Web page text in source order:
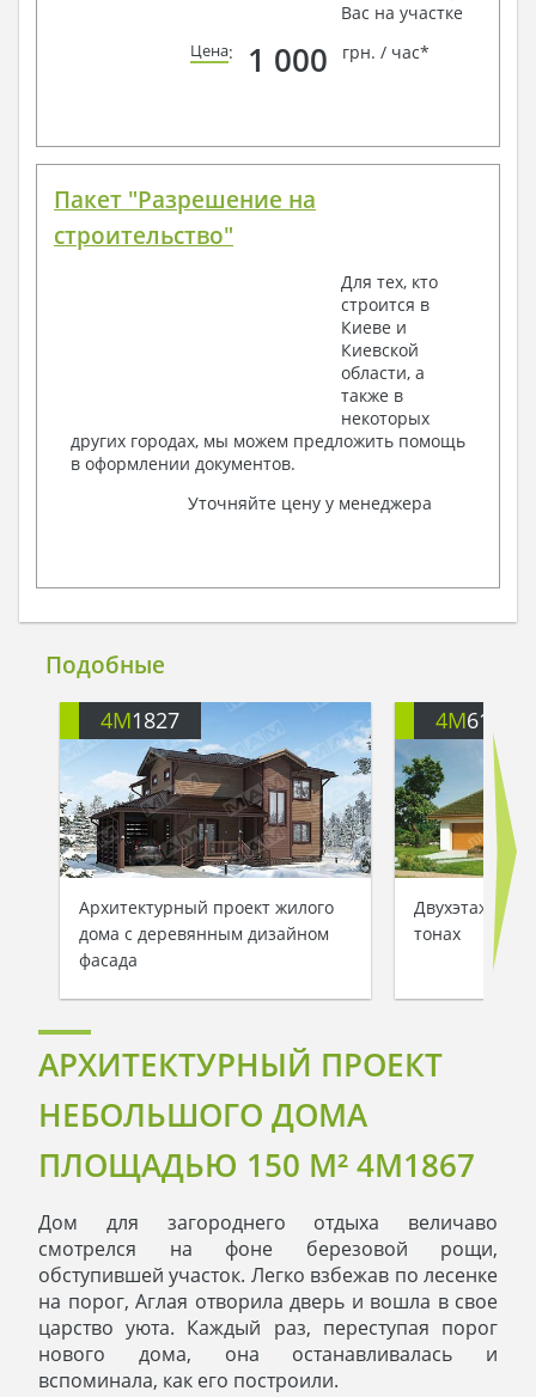
Вас на участке
Цена: 1 000 грн. / час*
Пакет "Разрешение на
строительство"
Для тех, кто
строится в
Киеве и
Киевской
области, а
также в
некоторых
других городах, мы можем предложить помощь
в оформлении документов.
Уточняйте цену у менеджера
Подобные
4M1827
Архитектурный проект жилого
дома с деревянным дизайном
фасада
4M6174
Двухэтажный
тонах
АРХИТЕКТУРНЫЙ ПРОЕКТ
НЕБОЛЬШОГО ДОМА
ПЛОЩАДЬЮ 150 M² 4M1867
Дом для загороднего отдыха величаво
смотрелся на фоне березовой рощи,
обступившей участок. Легко взбежав по лесенке
на порог, Аглая отворила дверь и вошла в свое
царство уюта. Каждый раз, переступая порог
нового дома, она останавливалась и
вспоминала, как его построили.